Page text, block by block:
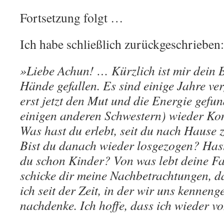
Fortsetzung folgt …
Ich habe schließlich zurückgeschrieben:
»Liebe Achun! … Kürzlich ist mir dein
Hände gefallen. Es sind einige Jahre
erst jetzt den Mut und die Energie
einigen anderen Schwestern) wieder
Was hast du erlebt, seit du nach Hause
Bist du danach wieder losgezogen?
du schon Kinder? Von was lebt deine
schicke dir meine Nachbetrachtungen,
ich seit der Zeit, in der wir uns
nachdenke. Ich hoffe, dass ich wieder